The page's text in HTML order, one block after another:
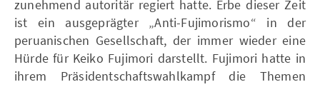
zunehmend autoritär regiert hatte. Erbe dieser Zeit
ist ein ausgeprägter „Anti-Fujimorismo“ in der
peruanischen Gesellschaft, der immer wieder eine
Hürde für Keiko Fujimori darstellt. Fujimori hatte in
ihrem Präsidentschaftswahlkampf die Themen